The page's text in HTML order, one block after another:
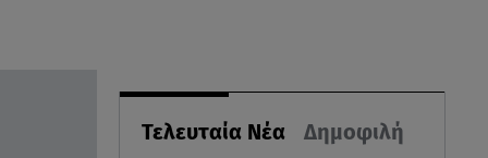
Τελευταία Νέα Δημοφιλή